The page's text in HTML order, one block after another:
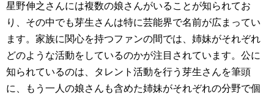
星野伸之さんには複数の娘さんがいることが知られてお
り、その中でも芽生さんは特に芸能界で名前が広まってい
ます。家族に関心を持つファンの間では、姉妹がそれぞれ
どのような活動をしているのかが注目されています。公に
知られているのは、タレント活動を行う芽生さんを筆頭
に、もう一人の娘さんも含めた姉妹がそれぞれの分野で個